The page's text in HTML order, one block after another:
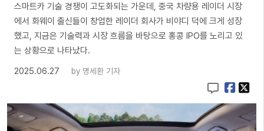
스마트카 기술 경쟁이 고도화되는 가운데, 중국 차량용 레이더 시장
에서 화웨이 출신들이 창업한 레이더 회사가 비야디 덕에 크게 성장
했고, 지금은 기술력과 시장 흐름을 바탕으로 홍콩 IPO를 노리고 있
는 상황으로 나타났다.
2025.06.27
by 명세환 기자